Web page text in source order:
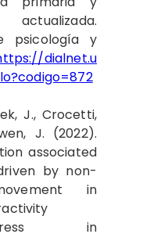
actualizada.
psicología y
dialnet.u
J., Crocetti,
J. (2022).
associated
by non-
in
in